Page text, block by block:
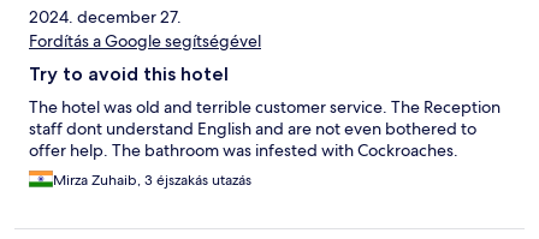
2024. december 27.
Fordítás a Google segítségével
Try to avoid this hotel
The hotel was old and terrible customer service. The Reception
staff dont understand English and are not even bothered to
offer help. The bathroom was infested with Cockroaches.
Mirza Zuhaib, 3 éjszakás utazás